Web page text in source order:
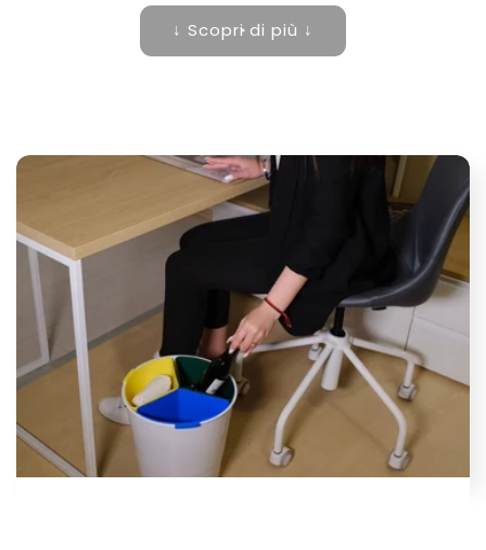
↓ Scopri di più ↓